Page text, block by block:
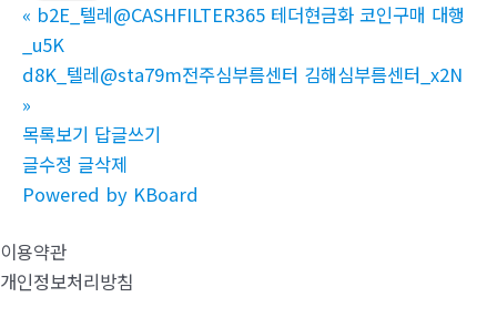
« b2E_텔레@CASHFILTER365 테더현금화 코인구매 대행
_u5K
d8K_텔레@sta79m전주심부름센터 김해심부름센터_x2N
»
목록보기 답글쓰기
글수정 글삭제
Powered by KBoard
이용약관
개인정보처리방침